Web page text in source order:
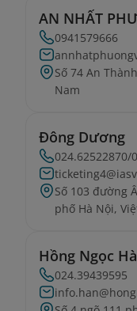
AN NHẤT
0941579666
Số 74 An
Nam
Đông Dương
024.62522870/
Số 103 đường
phố Hà Nội,
Hồng Ngọc Hà
024.39439595